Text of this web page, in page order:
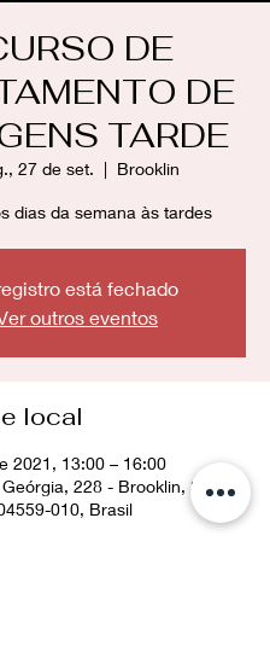
DE
DE
TARDE
27 de set.
  |
Brooklin
dias da semana às tardes
está fechado
outros eventos
local
2021, 13:00 – 16:00
228 - Brooklin, São
010, Brasil